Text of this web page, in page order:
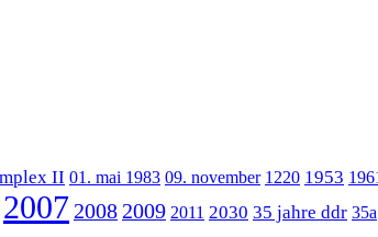
II 01. mai 1983 09. november 1220 1953
2007 2008 2009 2011 2030 35 jahre ddr 35a